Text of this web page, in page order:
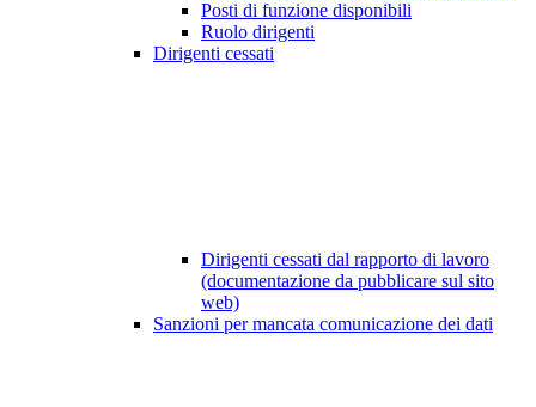
Posti di funzione disponibili
Ruolo dirigenti
Dirigenti cessati
Dirigenti cessati dal rapporto di lavoro
(documentazione da pubblicare sul sito
web)
Sanzioni per mancata comunicazione dei dati